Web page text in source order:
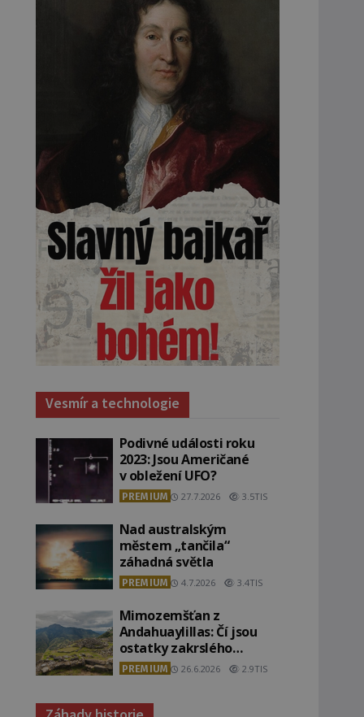
Vesmír a technologie
Podivné události roku
2023: Jsou Američané
v obležení UFO?
PREMIUM 27.7.2026 3.5TIS
Nad australským
městem „tančila“
záhadná světla
PREMIUM 4.7.2026 3.4TIS
Mimozemšťan z
Andahuaylillas: Čí jsou
ostatky zakrslého
stvoření s ohromnou
lebkou?
PREMIUM 26.6.2026 2.9TIS